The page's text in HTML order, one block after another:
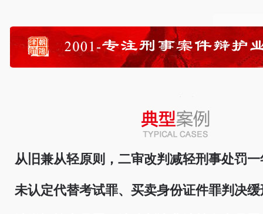
从旧兼从轻原则，二审改判减轻刑事处罚
未认定代替考试罪、买卖身份证件罪判决